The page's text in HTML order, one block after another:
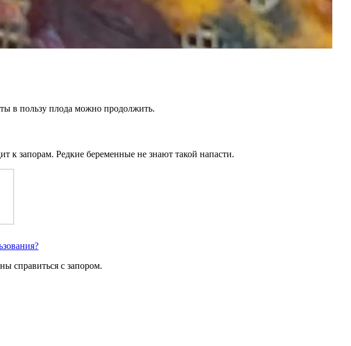
в пользу плода можно продолжить.
запорам. Редкие беременные не знают такой напасти.
справиться с запором.